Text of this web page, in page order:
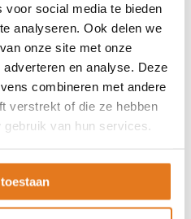
voor social media te bieden
analyseren. Ook delen we
onze site met onze
en analyse. Deze
combineren met andere
verstrekt of die ze hebben
van hun services.